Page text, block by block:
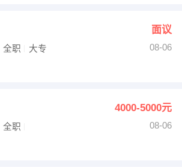
面议
全职 大专
08-06
4000-5000元
全职
08-06